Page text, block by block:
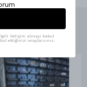
iletişim almayı kabul
ettiğinizi onaylarsınız.